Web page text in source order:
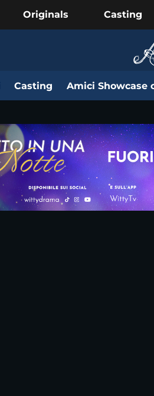
Originals Casting
Casting Amici Showcase